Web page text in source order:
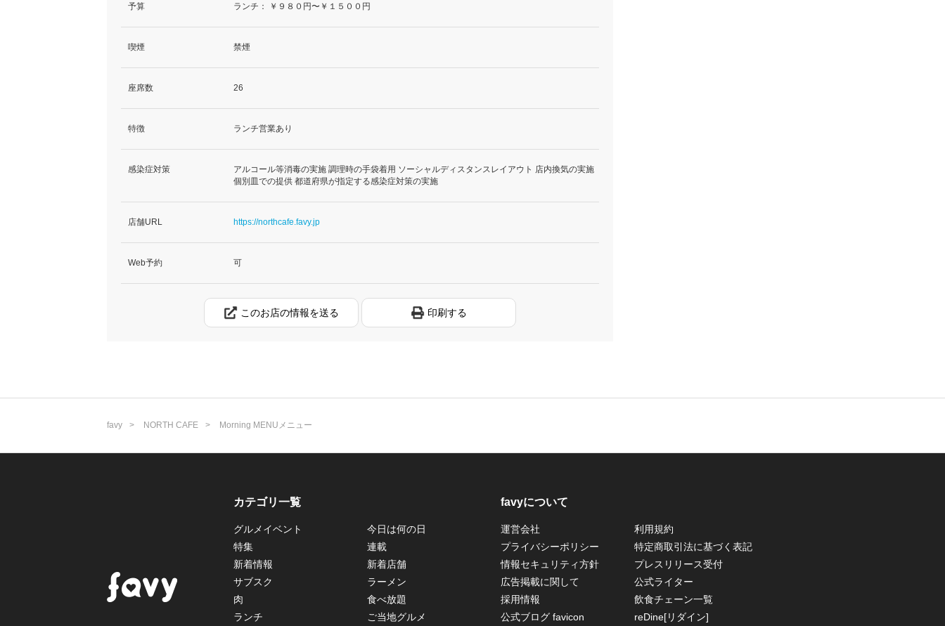
予算 ランチ： ￥９８０円〜￥１５００円
喫煙 禁煙
座席数 26
特徴 ランチ営業あり
感染症対策
アルコール等消毒の実施 調理時の手袋着用 ソーシャルディスタンスレイアウト 店内換気の実施
個別皿での提供 都道府県が指定する感染症対策の実施
店舗URL https://northcafe.favy.jp
Web予約 可
このお店の情報を送る 印刷する
favy NORTH CAFE Morning MENUメニュー
カテゴリ一覧
グルメイベント
今日は何の日
特集
連載
新着情報
新着店舗
サブスク
ラーメン
肉
食べ放題
ランチ
ご当地グルメ
favyについて
運営会社
利用規約
プライバシーポリシー
特定商取引法に基づく表記
情報セキュリティ方針
プレスリリース受付
広告掲載に関して
公式ライター
採用情報
飲食チェーン一覧
公式ブログ favicon
reDine[リダイン]